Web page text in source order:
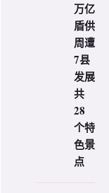
万亿
盾供
周遭
7县
发展
共
28
个特
色景
点